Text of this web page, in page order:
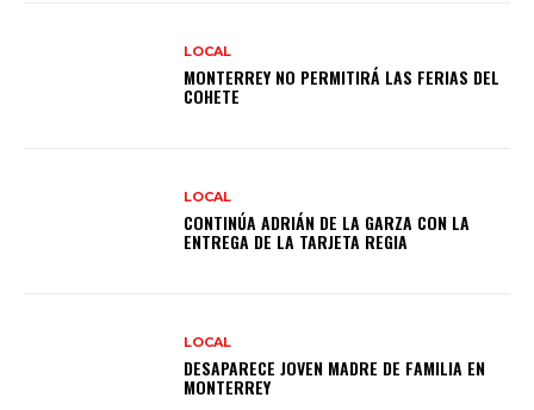
LOCAL
MONTERREY NO PERMITIRÁ LAS FERIAS DEL
COHETE
LOCAL
CONTINÚA ADRIÁN DE LA GARZA CON LA
ENTREGA DE LA TARJETA REGIA
LOCAL
DESAPARECE JOVEN MADRE DE FAMILIA EN
MONTERREY